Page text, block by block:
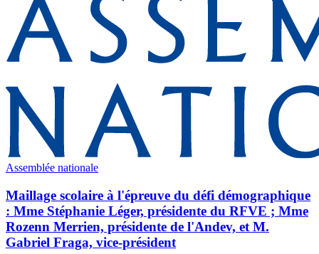
Assemblée nationale
Maillage scolaire à l'épreuve du défi démographique
: Mme Stéphanie Léger, présidente du RFVE ; Mme
Rozenn Merrien, présidente de l'Andev, et M.
Gabriel Fraga, vice-président